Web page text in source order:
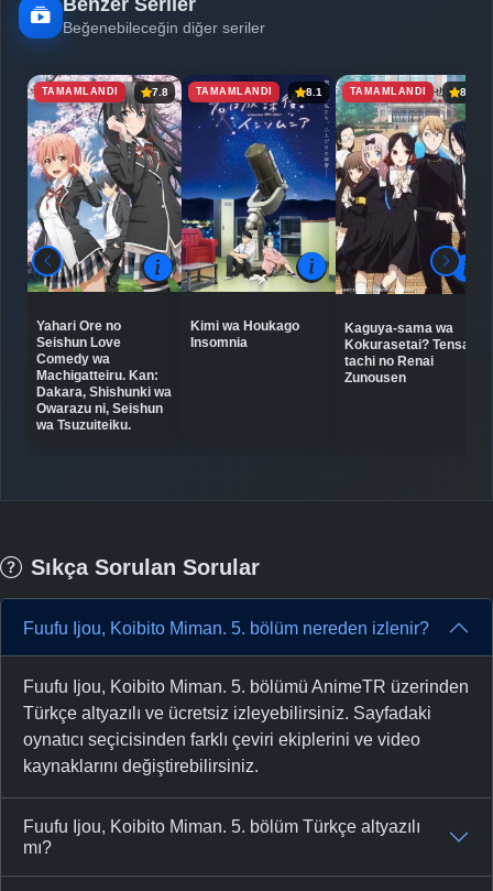
Beğenebileceğin diğer seriler
TAMAMLANDI 7.8
Yahari Ore no
Seishun Love
Comedy wa
Machigatteiru. Kan:
Dakara, Shishunki wa
Owarazu ni, Seishun
wa Tsuzuiteiku.
TAMAMLANDI 8.1
Kimi wa Houkago
Insomnia
TAMAMLANDI 8.6
Kaguya-sama wa
Kokurasetai? Tensai-
tachi no Renai
Zunousen
Sıkça Sorulan Sorular
Fuufu Ijou, Koibito Miman. 5. bölüm nereden izlenir?
Fuufu Ijou, Koibito Miman. 5. bölümü AnimeTR üzerinden
Türkçe altyazılı ve ücretsiz izleyebilirsiniz. Sayfadaki
oynatıcı seçicisinden farklı çeviri ekiplerini ve video
kaynaklarını değiştirebilirsiniz.
Fuufu Ijou, Koibito Miman. 5. bölüm Türkçe altyazılı
mı?